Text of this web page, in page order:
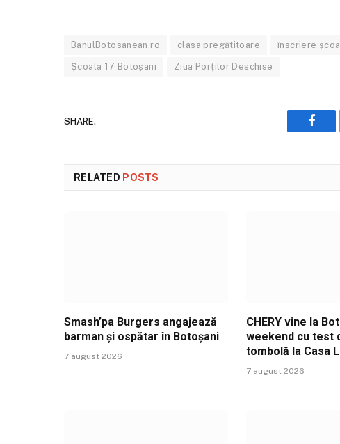
BanulBotosanean.ro clasa pregătitoare înscriere
Școala 17 Botoșani Ziua Porților Deschise
SHARE.
RELATED POSTS
Smash’pa Burgers angajează
barman și ospătar în Botoșani
7 august 2026
CHERY vine la
weekend cu test
tombolă la Casa
7 august 2026